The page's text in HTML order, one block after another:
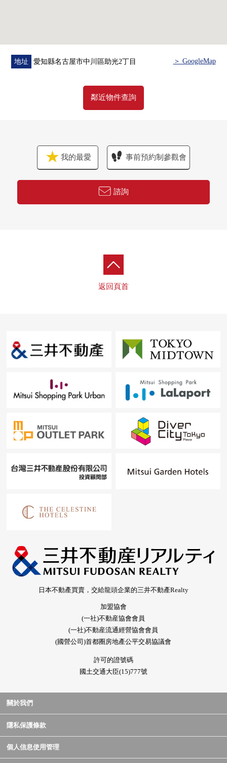
地址 愛知縣名古屋市中川區助光2丁目 ＞ GoogleMap
鄰近物件查詢
我的最愛 事前預約制參觀會
諮詢
返回頁首
日本不動產買賣，交給龍頭企業的三井不動產Realty
加盟協會
(一社)不動産協會會員
(一社)不動産流通經營協會會員
(國營公司)首都圈房地產公平交易協議會
許可的證號碼
國土交通大臣(15)777號
關於我們
隱私保護條款
個人信息使用管理